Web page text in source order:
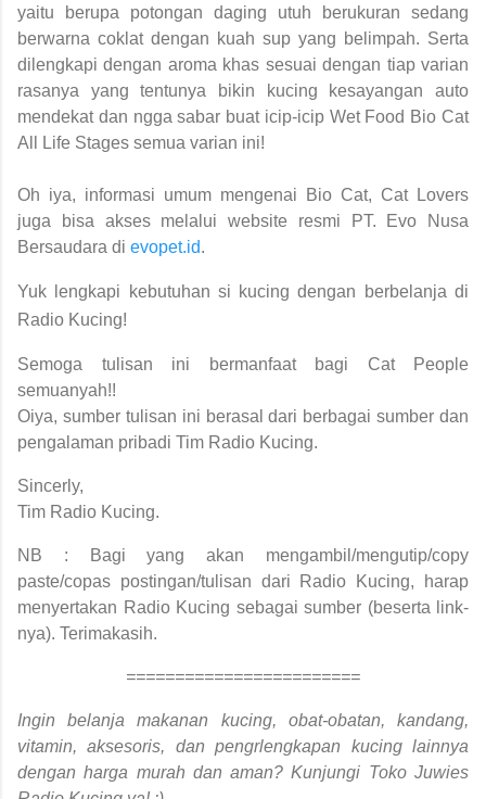
yaitu berupa potongan daging utuh berukuran sedang
berwarna coklat dengan kuah sup yang belimpah. Serta
dilengkapi dengan aroma khas sesuai dengan tiap varian
rasanya yang tentunya bikin kucing kesayangan auto
mendekat dan ngga sabar buat icip-icip Wet Food Bio Cat
All Life Stages semua varian ini!
Oh iya, informasi umum mengenai Bio Cat, Cat Lovers
juga bisa akses melalui website resmi PT. Evo Nusa
Bersaudara di evopet.id.
Yuk lengkapi kebutuhan si kucing dengan berbelanja di
Radio Kucing!
Semoga tulisan ini bermanfaat bagi Cat People
semuanyah!!
Oiya, sumber tulisan ini berasal dari berbagai sumber dan
pengalaman pribadi Tim Radio Kucing.
Sincerly,
Tim Radio Kucing.
NB : Bagi yang akan mengambil/mengutip/copy
paste/copas postingan/tulisan dari Radio Kucing, harap
menyertakan Radio Kucing sebagai sumber (beserta link-
nya). Terimakasih.
========================
Ingin belanja makanan kucing, obat-obatan, kandang,
vitamin, aksesoris, dan pengrlengkapan kucing lainnya
dengan harga murah dan aman? Kunjungi Toko Juwies